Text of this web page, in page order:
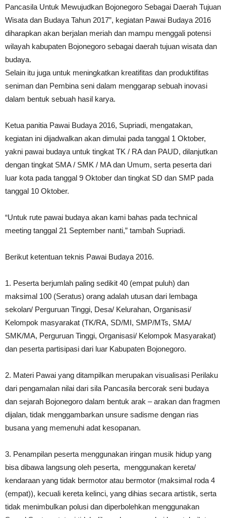
Pancasila Untuk Mewujudkan Bojonegoro Sebagai Daerah Tujuan
Wisata dan Budaya Tahun 2017”, kegiatan Pawai Budaya 2016
diharapkan akan berjalan meriah dan mampu menggali potensi
wilayah kabupaten Bojonegoro sebagai daerah tujuan wisata dan
budaya.
Selain itu juga untuk meningkatkan kreatifitas dan produktifitas
seniman dan Pembina seni dalam menggarap sebuah inovasi
dalam bentuk sebuah hasil karya.
Ketua panitia Pawai Budaya 2016, Supriadi, mengatakan,
kegiatan ini dijadwalkan akan dimulai pada tanggal 1 Oktober,
yakni pawai budaya untuk tingkat TK / RA dan PAUD, dilanjutkan
dengan tingkat SMA / SMK / MA dan Umum, serta peserta dari
luar kota pada tanggal 9 Oktober dan tingkat SD dan SMP pada
tanggal 10 Oktober.
“Untuk rute pawai budaya akan kami bahas pada technical
meeting tanggal 21 September nanti,” tambah Supriadi.
Berikut ketentuan teknis Pawai Budaya 2016.
1. Peserta berjumlah paling sedikit 40 (empat puluh) dan
maksimal 100 (Seratus) orang adalah utusan dari lembaga
sekolan/ Perguruan Tinggi, Desa/ Kelurahan, Organisasi/
Kelompok masyarakat (TK/RA, SD/MI, SMP/MTs, SMA/
SMK/MA, Perguruan Tinggi, Organisasi/ Kelompok Masyarakat)
dan peserta partisipasi dari luar Kabupaten Bojonegoro.
2. Materi Pawai yang ditampilkan merupakan visualisasi Perilaku
dari pengamalan nilai dari sila Pancasila bercorak seni budaya
dan sejarah Bojonegoro dalam bentuk arak – arakan dan fragmen
dijalan, tidak menggambarkan unsure sadisme dengan rias
busana yang memenuhi adat kesopanan.
3. Penampilan peserta menggunakan iringan musik hidup yang
bisa dibawa langsung oleh peserta, menggunakan kereta/
kendaraan yang tidak bermotor atau bermotor (maksimal roda 4
(empat)), kecuali kereta kelinci, yang dihias secara artistik, serta
tidak menimbulkan polusi dan diperbolehkan menggunakan